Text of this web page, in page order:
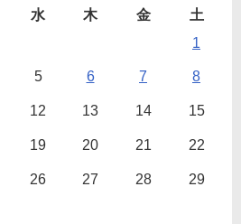
水 木 金
土
1
5 6 7 8
12 13 14 15
19 20 21 22
26 27 28 29